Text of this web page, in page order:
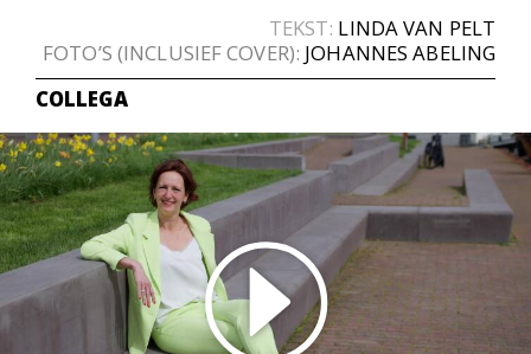
TEKST:LINDA VAN PELT
FOTO’S (INCLUSIEF COVER):JOHANNES ABELING
COLLEGA